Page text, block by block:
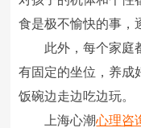
食是极不愉快的事，
此外，每个家庭都
有固定的坐位，养成
饭碗边走边吃边玩。
上海心潮心理咨